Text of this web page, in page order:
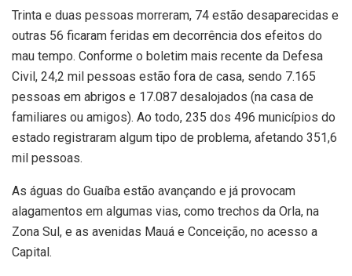
Trinta e duas pessoas morreram, 74 estão desaparecidas e
outras 56 ficaram feridas em decorrência dos efeitos do
mau tempo. Conforme o boletim mais recente da Defesa
Civil, 24,2 mil pessoas estão fora de casa, sendo 7.165
pessoas em abrigos e 17.087 desalojados (na casa de
familiares ou amigos). Ao todo, 235 dos 496 municípios do
estado registraram algum tipo de problema, afetando 351,6
mil pessoas.
As águas do Guaíba estão avançando e já provocam
alagamentos em algumas vias, como trechos da Orla, na
Zona Sul, e as avenidas Mauá e Conceição, no acesso a
Capital.